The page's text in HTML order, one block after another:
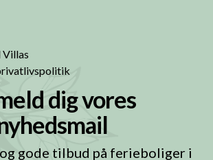
Villas
dig vores
gode tilbud på ferieboliger i